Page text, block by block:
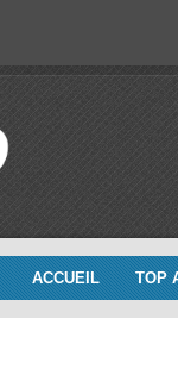
ACCUEIL TOP